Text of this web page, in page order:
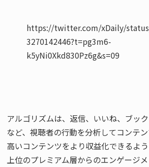
https://twitter.com/xDaily/
3270142446?t=pg3m6-
アルゴリズムは、返信、いいね、ブッ
など、視聴者の行動を分析してコンテ
高いコンテンツをより収益化できるよう
上位のプレミアム層からのエンゲージ